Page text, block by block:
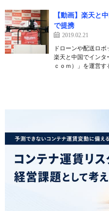
【動画】楽天と
で提携
2019.02.21
ドローンや配送ロ
楽天と中国でインタ
ｃｏｍ）」を運営